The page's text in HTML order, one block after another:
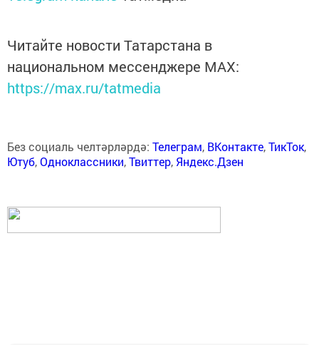
Читайте новости Татарстана в
национальном мессенджере MАХ:
https://max.ru/tatmedia
Без социаль челтәрләрдә: Телеграм, ВКонтакте,ТикТок,
Ютуб,Одноклассники,Твиттер, Яндекс.Дзен